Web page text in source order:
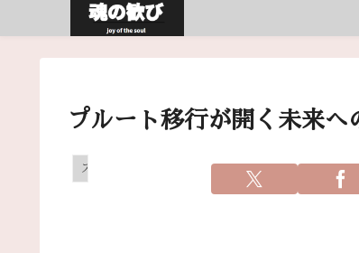
プルート移行が開く未来へ
スピリチュアル